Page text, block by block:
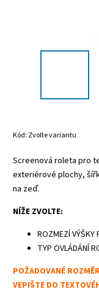
Kód: Zvolte variantu
Screenová roleta pro
exteriérové plochy,
na zeď.
NÍŽE ZVOLTE:
ROZMEZÍ VÝŠKY
TYP OVLÁDÁNÍ
POŽADOVANÉ
VEPIŠTE DO